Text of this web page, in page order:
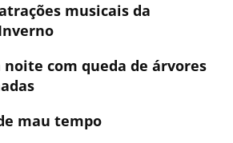
musicais da
com queda de árvores
mau tempo